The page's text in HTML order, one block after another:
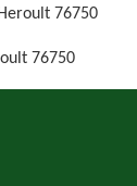
76750
76750